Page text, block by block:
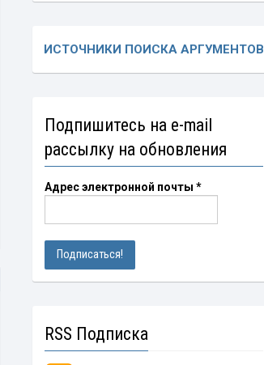
ИСТОЧНИКИ ПОИСКА АРГУМЕНТОВ
Подпишитесь на e-mail
рассылку на обновления
Адрес электронной почты *
RSS Подписка